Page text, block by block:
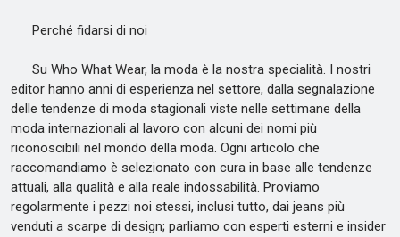
Perché fidarsi di noi
Su Who What Wear, la moda è la nostra specialità. I nostri
editor hanno anni di esperienza nel settore, dalla segnalazione
delle tendenze di moda stagionali viste nelle settimane della
moda internazionali al lavoro con alcuni dei nomi più
riconoscibili nel mondo della moda. Ogni articolo che
raccomandiamo è selezionato con cura in base alle tendenze
attuali, alla qualità e alla reale indossabilità. Proviamo
regolarmente i pezzi noi stessi, inclusi tutto, dai jeans più
venduti a scarpe di design; parliamo con esperti esterni e insider